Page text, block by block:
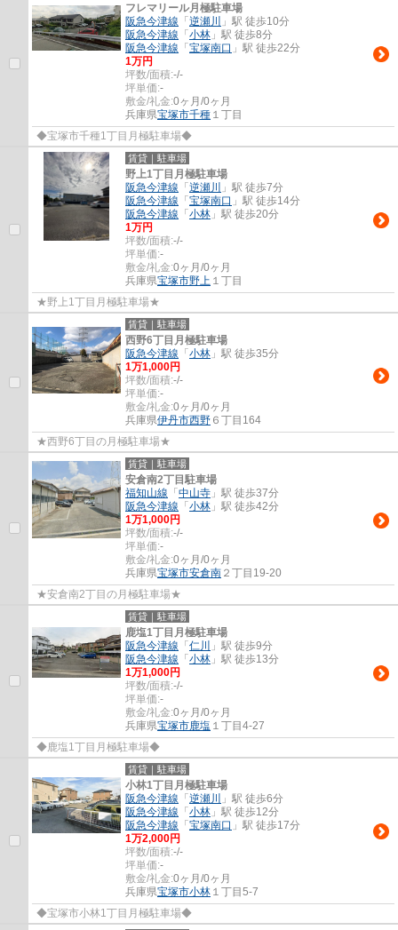
フレマリール月極駐車場
阪急今津線 「 逆瀬川
」駅 徒歩10分
阪急今津線 「 小林 」駅 徒歩8分
阪急今津線 「 宝塚南口 」駅 徒歩22分
1万円
坪数/面積:-/-
坪単価:-
敷金/礼金:0ヶ月/0ヶ月
兵庫県宝塚市千種 １丁目
◆宝塚市千種1丁目月極駐車場◆
賃貸｜駐車場
野上1丁目月極駐車場
阪急今津線 「 逆瀬川
」駅 徒歩7分
阪急今津線 「 宝塚南口 」駅 徒歩14分
阪急今津線 「 小林 」駅 徒歩20分
1万円
坪数/面積:-/-
坪単価:-
敷金/礼金:0ヶ月/0ヶ月
兵庫県宝塚市野上 １丁目
★野上1丁目月極駐車場★
賃貸｜駐車場
西野6丁目月極駐車場
阪急今津線 「 小林 」駅 徒歩35分
1万1,000円
坪数/面積:-/-
坪単価:-
敷金/礼金:0ヶ月/0ヶ月
兵庫県伊丹市西野 ６丁目164
★西野6丁目の月極駐車場★
賃貸｜駐車場
安倉南2丁目駐車場
福知山線 「 中山寺 」駅 徒歩37分
阪急今津線 「 小林 」駅 徒歩42分
1万1,000円
坪数/面積:-/-
坪単価:-
敷金/礼金:0ヶ月/0ヶ月
兵庫県宝塚市安倉南 ２丁目19-20
★安倉南2丁目の月極駐車場★
賃貸｜駐車場
鹿塩1丁目月極駐車場
阪急今津線 「 仁川
」駅 徒歩9分
阪急今津線 「 小林 」駅 徒歩13分
1万1,000円
坪数/面積:-/-
坪単価:-
敷金/礼金:0ヶ月/0ヶ月
兵庫県宝塚市鹿塩 １丁目4-27
◆鹿塩1丁目月極駐車場◆
賃貸｜駐車場
小林1丁目月極駐車場
阪急今津線 「 逆瀬川
」駅 徒歩6分
阪急今津線 「 小林 」駅 徒歩12分
阪急今津線 「 宝塚南口 」駅 徒歩17分
1万2,000円
坪数/面積:-/-
坪単価:-
敷金/礼金:0ヶ月/0ヶ月
兵庫県宝塚市小林 １丁目5-7
◆宝塚市小林1丁目月極駐車場◆